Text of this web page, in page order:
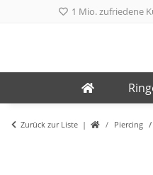
1 Mio. zufriedene
Zurück zur Liste Piercing